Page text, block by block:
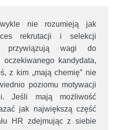
nie rozumieją jak
rekrutacji i selekcji
przywiązują wagi do
oczekiwanego kandydata,
z kim „mają chemię” nie
poziomu motywacji
Jeśli mają możliwość
jak największą część
HR zdejmując z siebie